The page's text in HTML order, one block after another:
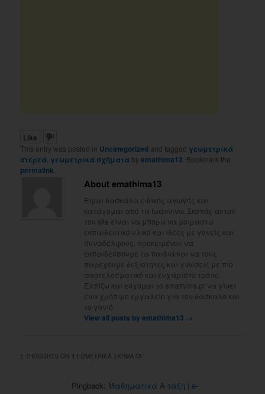
Like
This entry was posted in Uncategorized and tagged γεωμετρικά
στερεά γεωμετρικά σχήματα byemathima13 . Bookmark the
permalink
About emathima13
Είμαι δασκάλα ειδικής αγωγής και
κατάγομαι από τα Ιωάννινα. Σκοπός αυτού
του site είναι να μπορώ να μοιραστώ
εκπαιδευτικό υλικό και ιδέες με γονείς και
συναδέλφους, προκειμένου να
εκπαιδεύσουμε τα παιδιά και να τους
παρέχουμε δεξιότητες και γνώσεις με πιο
αποτελεσματικό και ευχάριστο τρόπο.
Ελπίζω και εύχομαι το emathima.gr να γίνει
ένα χρήσιμο εργαλείο για τον δάσκαλο και
το γονιό.
View all posts by emathima13 →
2 THOUGHTS ON “ΓΕΩΜΕΤΡΙΚΆ ΣΧΉΜΑΤΑ ”
Pingback: Μαθηματικά Α τάξη | e-